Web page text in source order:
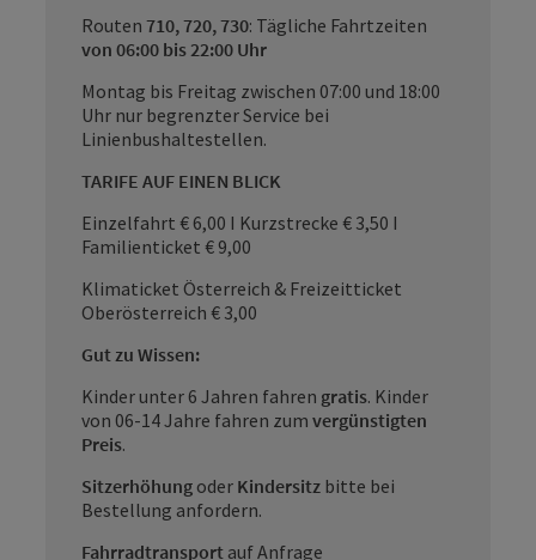
Routen 710, 720, 730: Tägliche Fahrtzeiten
von 06:00 bis 22:00 Uhr
Montag bis Freitag zwischen 07:00 und 18:00
Uhr nur begrenzter Service bei
Linienbushaltestellen.
TARIFE AUF EINEN BLICK
Einzelfahrt € 6,00 I Kurzstrecke € 3,50 I
Familienticket € 9,00
Klimaticket Österreich & Freizeitticket
Oberösterreich € 3,00
Gut zu Wissen:
Kinder unter 6 Jahren fahren gratis. Kinder
von 06-14 Jahre fahren zum vergünstigten
Preis.
Sitzerhöhung oder Kindersitz bitte bei
Bestellung anfordern.
Fahrradtransport auf Anfrage